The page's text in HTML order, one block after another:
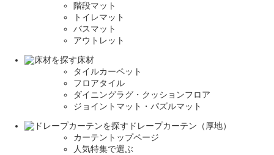
階段マット
トイレマット
バスマット
アウトレット
床材
タイルカーペット
フロアタイル
ダイニングラグ・クッションフロア
ジョイントマット・パズルマット
ドレープカーテン（厚地）
カーテントップページ
人気特集で選ぶ